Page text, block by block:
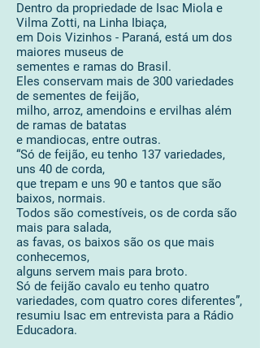
Dentro da propriedade de Isac Miola e
Vilma Zotti, na Linha Ibiaça,
em Dois Vizinhos - Paraná, está um dos
maiores museus de
sementes e ramas do Brasil.
Eles conservam mais de 300 variedades
de sementes de feijão,
milho, arroz, amendoins e ervilhas além
de ramas de batatas
e mandiocas, entre outras.
“Só de feijão, eu tenho 137 variedades,
uns 40 de corda,
que trepam e uns 90 e tantos que são
baixos, normais.
Todos são comestíveis, os de corda são
mais para salada,
as favas, os baixos são os que mais
conhecemos,
alguns servem mais para broto.
Só de feijão cavalo eu tenho quatro
variedades, com quatro cores diferentes”,
resumiu Isac em entrevista para a Rádio
Educadora.